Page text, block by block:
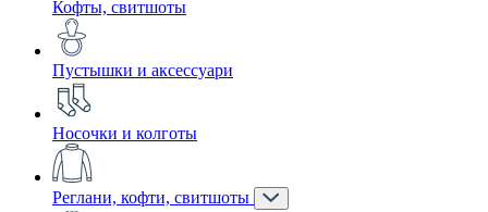
Кофты, свитшоты
Пустышки и аксессуари
Носочки и колготы
Реглани, кофти, свитшоты